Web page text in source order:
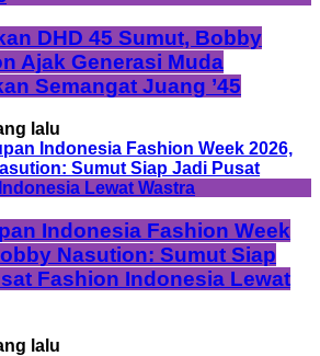
DHD 45 Sumut, Bobby
Ajak Generasi Muda
Semangat Juang ’45
lalu
Indonesia Fashion Week
Nasution: Sumut Siap
Fashion Indonesia Lewat
lalu